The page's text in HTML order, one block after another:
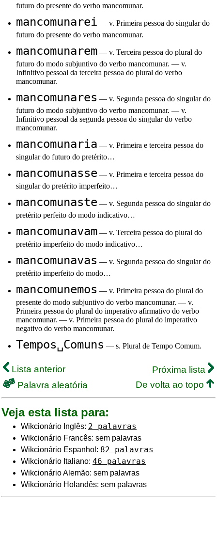
futuro do presente do verbo mancomunar.
mancomunarei — v. Primeira pessoa do singular do
futuro do presente do verbo mancomunar.
mancomunarem — v. Terceira pessoa do plural do
futuro do modo subjuntivo do verbo mancomunar. — v.
Infinitivo pessoal da terceira pessoa do plural do verbo
mancomunar.
mancomunares — v. Segunda pessoa do singular do
futuro do modo subjuntivo do verbo mancomunar. — v.
Infinitivo pessoal da segunda pessoa do singular do verbo
mancomunar.
mancomunaria — v. Primeira e terceira pessoa do
singular do futuro do pretérito…
mancomunasse — v. Primeira e terceira pessoa do
singular do pretérito imperfeito…
mancomunaste — v. Segunda pessoa do singular do
pretérito perfeito do modo indicativo…
mancomunavam — v. Terceira pessoa do plural do
pretérito imperfeito do modo indicativo…
mancomunavas — v. Segunda pessoa do singular do
pretérito imperfeito do modo…
mancomunemos — v. Primeira pessoa do plural do
presente do modo subjuntivo do verbo mancomunar. — v.
Primeira pessoa do plural do imperativo afirmativo do verbo
mancomunar. — v. Primeira pessoa do plural do imperativo
negativo do verbo mancomunar.
Tempos␣Comuns — s. Plural de Tempo Comum.
Lista anterior
Próxima lista
Palavra aleatória
De volta ao topo
Veja esta lista para:
Wikcionário Inglês: 2 palavras
Wikcionário Francês: sem palavras
Wikcionário Espanhol: 82 palavras
Wikcionário Italiano: 46 palavras
Wikcionário Alemão: sem palavras
Wikcionário Holandês: sem palavras